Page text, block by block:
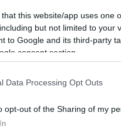
that this website/app uses one
but not limited to your
to Google and its third-party
consent section.
Data Processing Opt Outs
opt-out of the Sharing of my
του
των Ελλήνων
του Κωνσταντίνου
ελληνικού
τη λειτουργία